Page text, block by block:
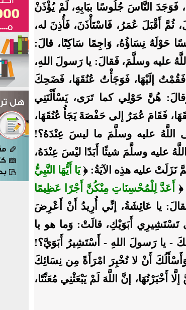
النَّاسَ جُلُوسًا ببَابِهِ، لَمْ يُؤْذَنْ
ثُمَّ أَقْبَلَ عُمَرُ، فَاسْتَأْذَنَ، فَأُذِنَ له،
حَوْلَهُ نِسَاؤُهُ، وَاجِمًا سَاكِتًا، قالَ:
عليه وسلَّمَ، فَقالَ: يا رَسولَ اللهِ،
فَقُمْتُ إلَيْهَا، فَوَجَأْتُ عُنُقَهَا، فَضَحِكَ
هُنَّ حَوْلِي كما تَرَى، يَسْأَلْنَنِي
فَقَامَ عُمَرُ إلى حَفْصَةَ يَجَأُ عُنُقَهَا،
اللَّهُ عليه وسلَّمَ ما ليسَ عِنْدَهُ؟!
عليه وسلَّمَ شيئًا أَبَدًا ليْسَ عِنْدَهُ،
نَزَلَتْ عليه هذِه الآيَةُ: ﴿يَا أَيُّهَا النَّبِيُّ
أَعَدَّ لِلْمُحْسِنَاتِ مِنْكُنَّ أَجْرًا عَظِيمًا
فَقالَ: يا عَائِشَةُ، إنِّي أُرِيدُ أَنْ أَعْرِضَ
أَبَوَيْكِ، قالَتْ: وَما هو يا
- يا رَسولَ اللهِ - أَسْتَشِيرُ أَبَوَيَّ؟!
وَأَسْأَلُكَ أَنْ لا تُخْبِرَ امْرَأَةً مِن نِسَائِكَ
أَخْبَرْتُهَا، إنَّ اللَّهَ لَمْ يَبْعَثْنِي مُعَنِّتًا،